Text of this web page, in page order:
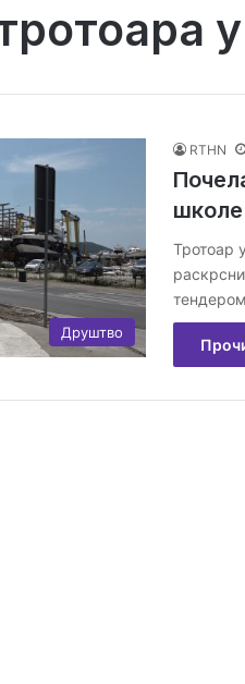
Друштво
RTHN
Тротоар